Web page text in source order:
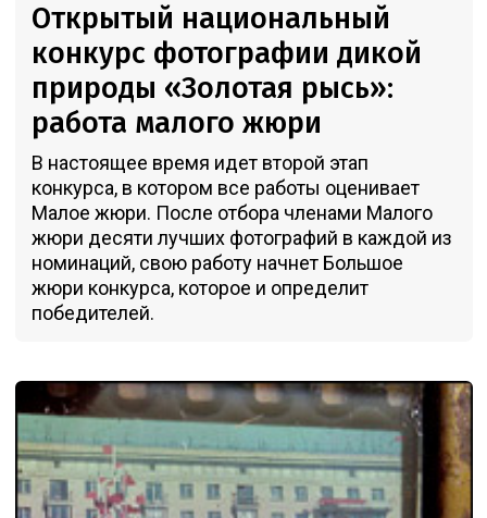
Открытый национальный
конкурс фотографии дикой
природы «Золотая рысь»:
работа малого жюри
В настоящее время идет второй этап
конкурса, в котором все работы оценивает
Малое жюри. После отбора членами Малого
жюри десяти лучших фотографий в каждой из
номинаций, свою работу начнет Большое
жюри конкурса, которое и определит
победителей.